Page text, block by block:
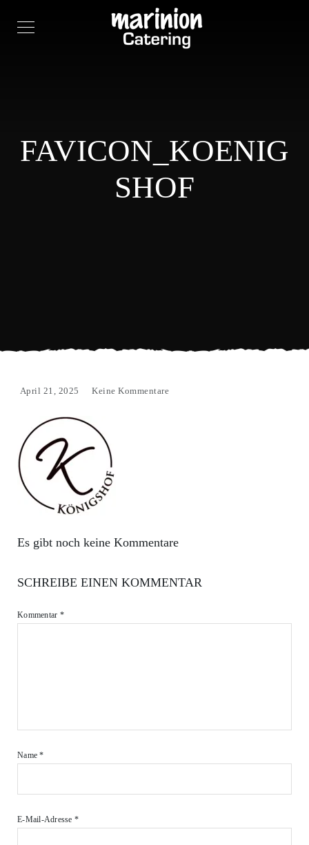
FAVICON_KOENIG
SHOF
April 21, 2025 Keine Kommentare
Es gibt noch keine Kommentare
SCHREIBE EINEN KOMMENTAR
Kommentar *
Name*
E-Mail-Adresse *